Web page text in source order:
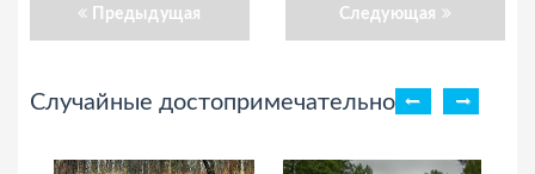
Предыдущая Следующая
Случайные достопримечательности